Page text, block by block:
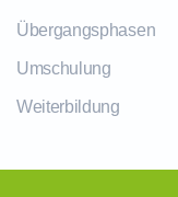
Übergangsphasen
Umschulung
Weiterbildung